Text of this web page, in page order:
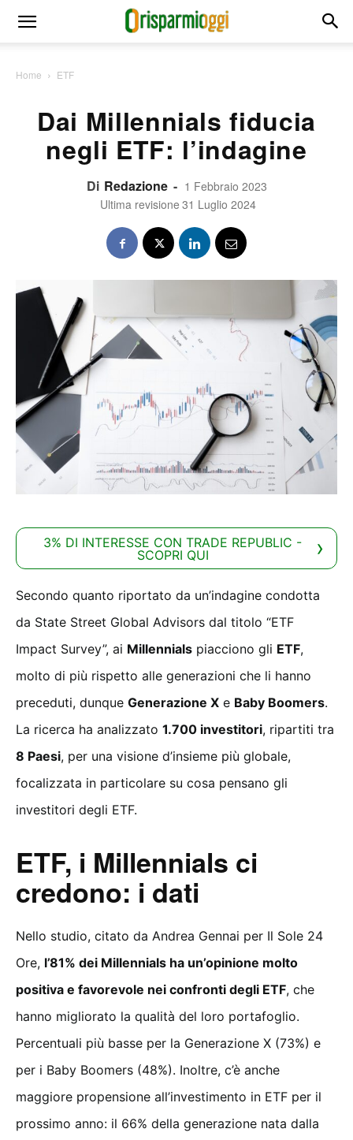
Home ETF
Dai Millennials fiducia
negli ETF: l’indagine
Di Redazione - 1 Febbraio 2023
Ultima revisione 31 Luglio 2024
3% DI INTERESSE CON TRADE REPUBLIC -
SCOPRI QUI
Secondo quanto riportato da un’indagine condotta
da State Street Global Advisors dal titolo “ETF
Impact Survey”, ai Millennials piacciono gli ETF,
molto di più rispetto alle generazioni che li hanno
preceduti, dunque Generazione X e Baby Boomers.
La ricerca ha analizzato 1.700 investitori, ripartiti tra
8 Paesi, per una visione d’insieme più globale,
focalizzata in particolare su cosa pensano gli
investitori degli ETF.
ETF, i Millennials ci
credono: i dati
Nello studio, citato da Andrea Gennai per Il Sole 24
Ore, l’81% dei Millennials ha un’opinione molto
positiva e favorevole nei confronti degli ETF, che
hanno migliorato la qualità del loro portafoglio.
Percentuali più basse per la Generazione X (73%) e
per i Baby Boomers (48%). Inoltre, c’è anche
maggiore propensione all’investimento in ETF per il
prossimo anno: il 66% della generazione nata dalla